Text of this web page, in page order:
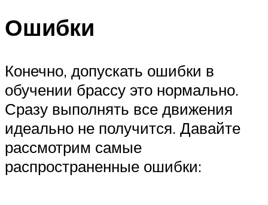
МЕНЮ
Ошибки
Конечно, допускать ошибки в
обучении брассу это нормально.
Сразу выполнять все движения
идеально не получится. Давайте
рассмотрим самые
распространенные ошибки: